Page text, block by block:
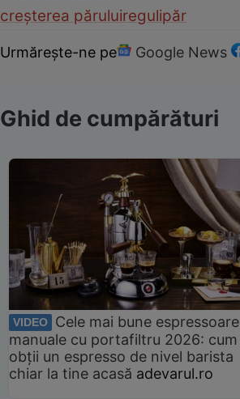
creșterea păruluiregulipăr
Urmărește-ne pe Google News
Ghid de cumpărături
VIDEO
Cele mai bune espressoare
manuale cu portafiltru 2026: cum
obții un espresso de nivel barista
chiar la tine acasă adevarul.ro